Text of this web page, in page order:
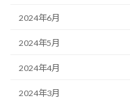
2024年6月
2024年5月
2024年4月
2024年3月